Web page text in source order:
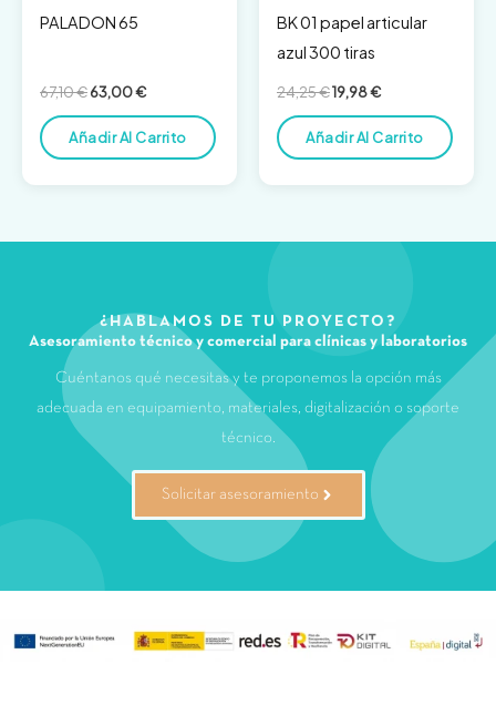
PALADON 65
67,10€63,00€
Añadir Al Carrito
BK 01 papel articular
azul 300 tiras
24,25€19,98€
Añadir Al Carrito
¿HABLAMOS DE TU PROYECTO?
Asesoramiento técnico y comercial para clínicas y laboratorios
Cuéntanos qué necesitas y te proponemos la opción más
adecuada en equipamiento, materiales, digitalización o soporte
técnico.
Solicitar asesoramiento